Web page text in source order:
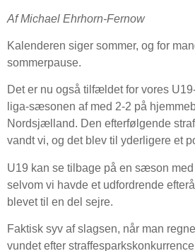
Af Michael Ehrhorn-Fernow
Kalenderen siger sommer, og for
sommerpause.
Det er nu også tilfældet for vores
liga-sæsonen af med 2-2 på
Nordsjælland. Den efterfølgende
vandt vi, og det blev til yderligere et
U19 kan se tilbage på en sæson med
selvom vi havde et udfordrende
blevet til en del sejre.
Faktisk syv af slagsen, når man
vundet efter